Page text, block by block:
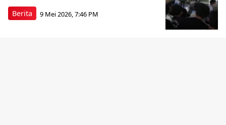
Berita 9 Mei 2026, 7:46 PM